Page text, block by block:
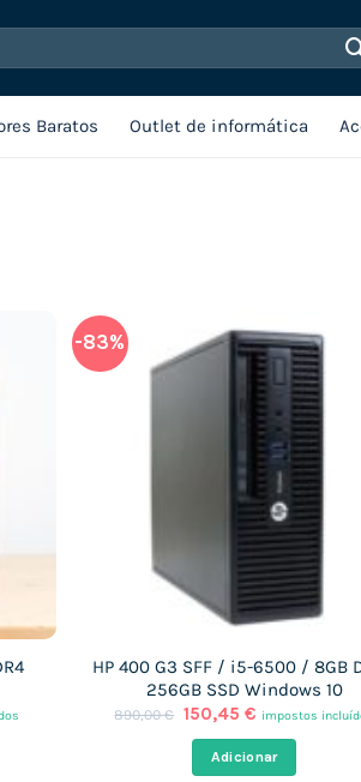
Baratos Outlet de informática
-83%
HP 400 G3 SFF / i5-6500 / 8GB
256GB SSD Windows 10
890,00€ O
original
era:
150,45€ O
atual
é:
impostos
Adicionar